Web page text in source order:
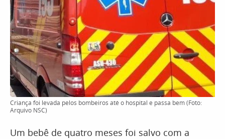
Criança foi levada pelos bombeiros até o hospital e passa bem (Foto:
Arquivo NSC)
Um bebê de quatro meses foi salvo com a